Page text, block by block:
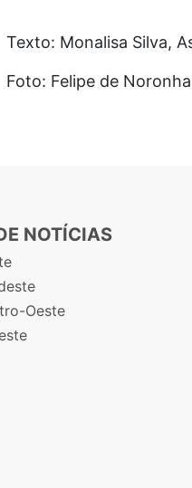
Texto: Monalisa Silva,
Foto: Felipe de
NOTÍCIAS
Oeste